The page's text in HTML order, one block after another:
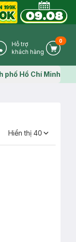
IconPhone Icon
Hỗ trợ
khách hàng
Cart
0
phố Hồ Chí Minh
Hiển thị 40